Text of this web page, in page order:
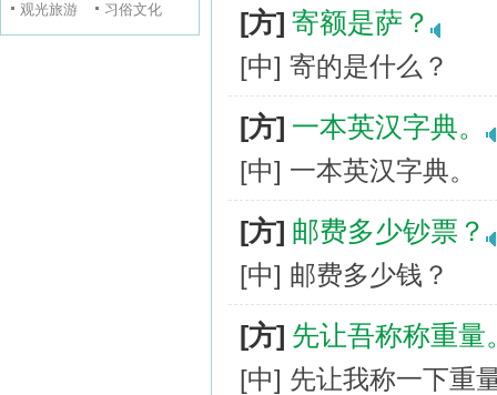
观光旅游
习俗文化 [方] 寄额是萨？
[中] 寄的是什么？
[方] 一本英汉字典。
[中] 一本英汉字典。
[方] 邮费多少钞票？
[中] 邮费多少钱？
[方] 先让吾称称重量
[中] 先让我称一下重